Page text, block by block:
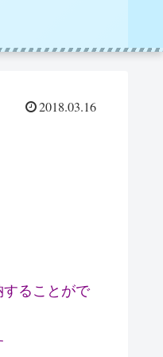
2018.03.16
ることがで